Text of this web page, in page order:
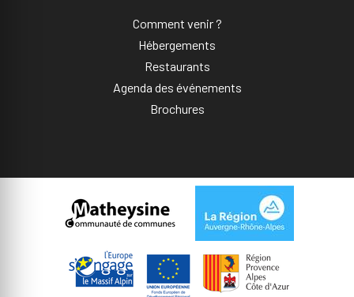
Comment venir ?
Hébergements
Restaurants
Agenda des événements
Brochures